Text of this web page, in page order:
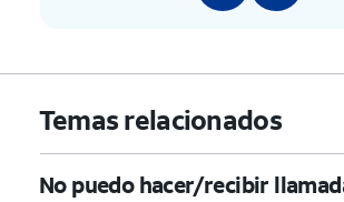
Temas relacionados
No puedo hacer/recibir